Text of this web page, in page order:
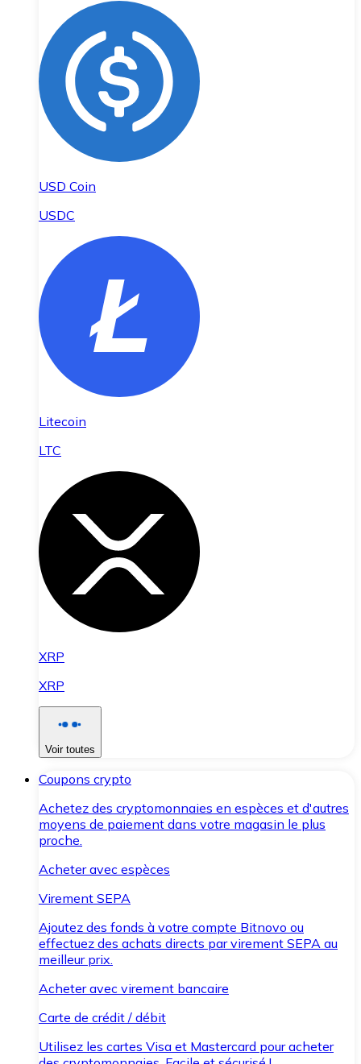
USD Coin
USDC
Litecoin
LTC
XRP
XRP
Voir toutes
Coupons crypto
Achetez des cryptomonnaies en espèces et d'autres
moyens de paiement dans votre magasin le plus
proche.
Acheter avec espèces
Virement SEPA
Ajoutez des fonds à votre compte Bitnovo ou
effectuez des achats directs par virement SEPA au
meilleur prix.
Acheter avec virement bancaire
Carte de crédit / débit
Utilisez les cartes Visa et Mastercard pour acheter